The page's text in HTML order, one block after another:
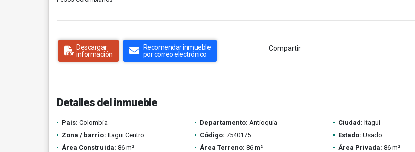
Descargar
información
Recomendar inmueble
por correo electrónico
Compartir
Detalles del inmueble
País: Colombia Departamento: Antioquia Ciudad: Itagui
Zona / barrio: Itagui Centro Código: 7540175 Estado: Usado
Área Construida: 86 m² Área Terreno: 86 m² Área Privada: 86 m²